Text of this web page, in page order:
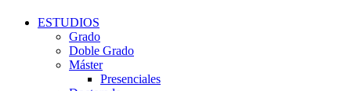
ESTUDIOS
Grado
Doble Grado
Máster
Presenciales